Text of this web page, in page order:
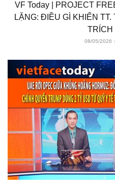
VF Today | PROJECT
LẶNG: ĐIỀU GÌ KHIẾN TT.
TRÍCH
08/05/2026